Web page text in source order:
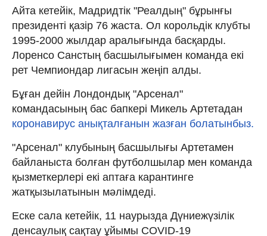
Айта кетейік, Мадридтік "Реалдың" бұрынғы
президенті қазір 76 жаста. Ол корольдік клубты
1995-2000 жылдар аралығында басқарды.
Лоренсо Санстың басшылығымен команда екі
рет Чемпиондар лигасын жеңіп алды.
Бұған дейін Лондондық "Арсенал"
командасының бас бапкері Микель Артетадан
коронавирус анықталғанын жазған болатынбыз.
"Арсенал" клубының басшылығы Артетамен
байланыста болған футболшылар мен команда
қызметкерлері екі аптаға карантинге
жатқызылатынын мәлімдеді.
Еске сала кетейік, 11 наурызда Дүниежүзілік
денсаулық сақтау ұйымы COVID-19